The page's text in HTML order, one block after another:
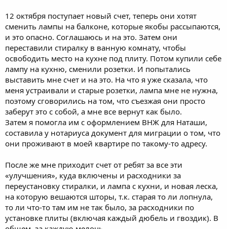
12 октября поступает новый счет, теперь они хотят
сменить лампы на балконе, которые якобы рассыпаются,
и это опасно. Соглашаюсь и на это. Затем они
переставили стиралку в ванную комнату, чтобы
освободить место на кухне под плиту. Потом купили себе
лампу на кухню, сменили розетки. И попытались
выставить мне счет и на это. На что я уже сказала, что
меня устраивали и старые розетки, лампа мне не нужна,
поэтому сговорились на том, что съезжая они просто
заберут это с собой, а мне все вернут как было.
Затем я помогла им с оформлением ВНЖ для Наташи,
составила у нотариуса документ для миграции о том, что
они проживают в моей квартире по такому-то адресу.
После же мне приходит счет от ребят за все эти
«улучшения», куда включены и расходники за
переустановку стиралки, и лампа с кухни, и новая леска,
на которую вешаются шторы, т.к. старая то ли лопнула,
то ли что-то там им не так было, за расходники по
установке плиты (включая каждый дюбель и гвоздик). В